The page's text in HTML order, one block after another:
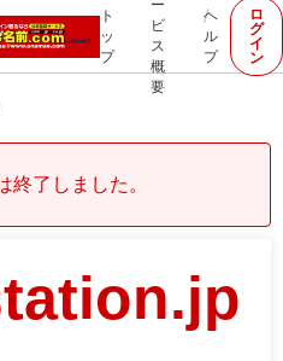
ト
ッ
プ
ー
ビ
ス
概
要
ヘ
ル
プ
ロ
グ
イ
ン
終了しました。